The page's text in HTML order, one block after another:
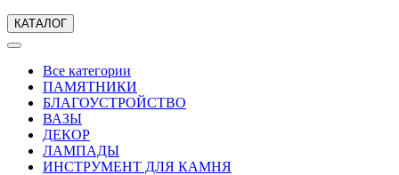
КАТАЛОГ
Все категории
ПАМЯТНИКИ
БЛАГОУСТРОЙСТВО
ВАЗЫ
ДЕКОР
ЛАМПАДЫ
ИНСТРУМЕНТ ДЛЯ КАМНЯ